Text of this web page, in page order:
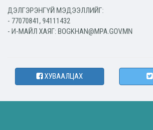
ДЭЛГЭРЭНГҮЙ МЭДЭЭЛЛИЙГ:
- 77070841, 94111432
- И-МАЙЛ ХАЯГ: BOGKHAN@MPA.GOV.MN
ХУВААЛЦАХ